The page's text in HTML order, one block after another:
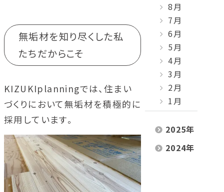
無垢材を知り尽くした私
たちだからこそ
KIZUKIplanningでは、住まい
づくりにおいて無垢材を積極的に
採用しています。
8月
7月
6月
5月
4月
3月
2月
1月
2025年
2024年